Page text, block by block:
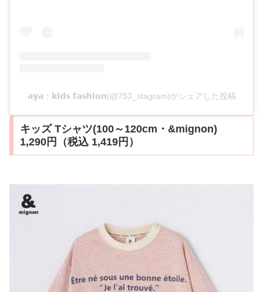
𝗮𝘆𝗮￤𝗸𝗶𝗱𝘀 𝗳𝗮𝘀𝗵𝗶𝗼𝗻(@753_stagram)がシェアした投稿
キッズ Tシャツ(100～120cm・&mignon)
1,290円（税込 1,419円）